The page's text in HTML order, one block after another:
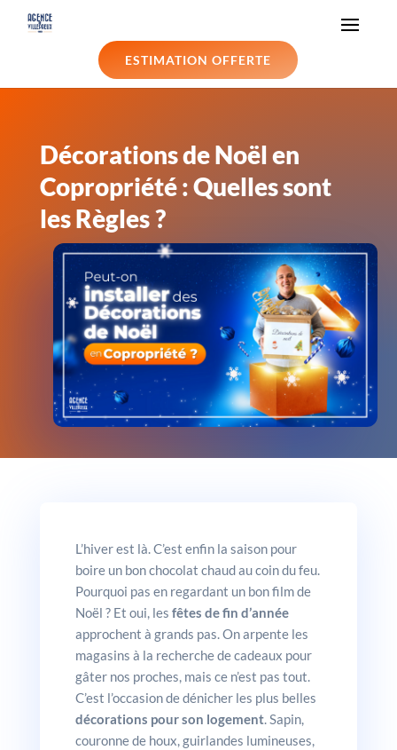
ESTIMATION OFFERTE
Décorations de Noël en
Copropriété : Quelles sont
les Règles ?
L’hiver est là. C’est enfin la saison pour
boire un bon chocolat chaud au coin du feu.
Pourquoi pas en regardant un bon film de
Noël ? Et oui, les fêtes de fin d’année
approchent à grands pas. On arpente les
magasins à la recherche de cadeaux pour
gâter nos proches, mais ce n’est pas tout.
C’est l’occasion de dénicher les plus belles
décorations pour son logement. Sapin,
couronne de houx, guirlandes lumineuses,